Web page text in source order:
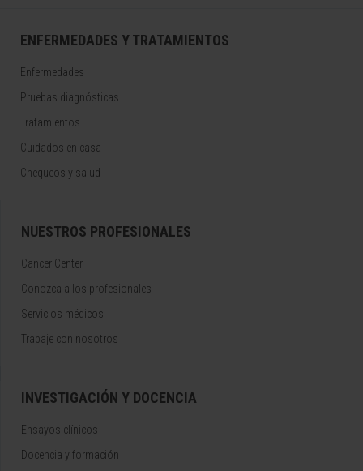
ENFERMEDADES Y TRATAMIENTOS
Enfermedades
Pruebas diagnósticas
Tratamientos
Cuidados en casa
Chequeos y salud
NUESTROS PROFESIONALES
Cancer Center
Conozca a los profesionales
Servicios médicos
Trabaje con nosotros
INVESTIGACIÓN Y DOCENCIA
Ensayos clínicos
Docencia y formación